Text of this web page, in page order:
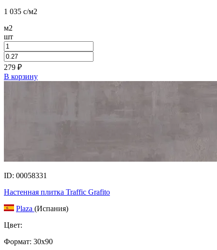
1 035 c/м2
м2
шт
279 ₽
В корзину
ID: 00058331
Настенная плитка Traffic Grafito
Plaza (Испания)
Цвет:
Формат: 30x90